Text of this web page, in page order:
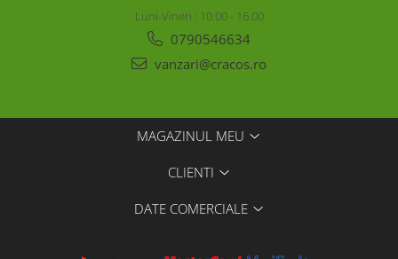
Luni-Vineri : 10.00 - 16.00
0790546634
vanzari@cracos.ro
MAGAZINUL MEU
CLIENTI
DATE COMERCIALE